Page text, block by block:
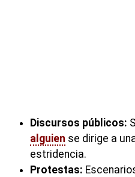
Discursos públicos:
alguien se dirige a
estridencia.
Protestas: